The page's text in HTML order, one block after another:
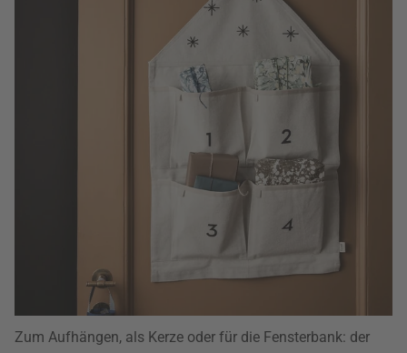
Zum Aufhängen, als Kerze oder für die Fensterbank: der